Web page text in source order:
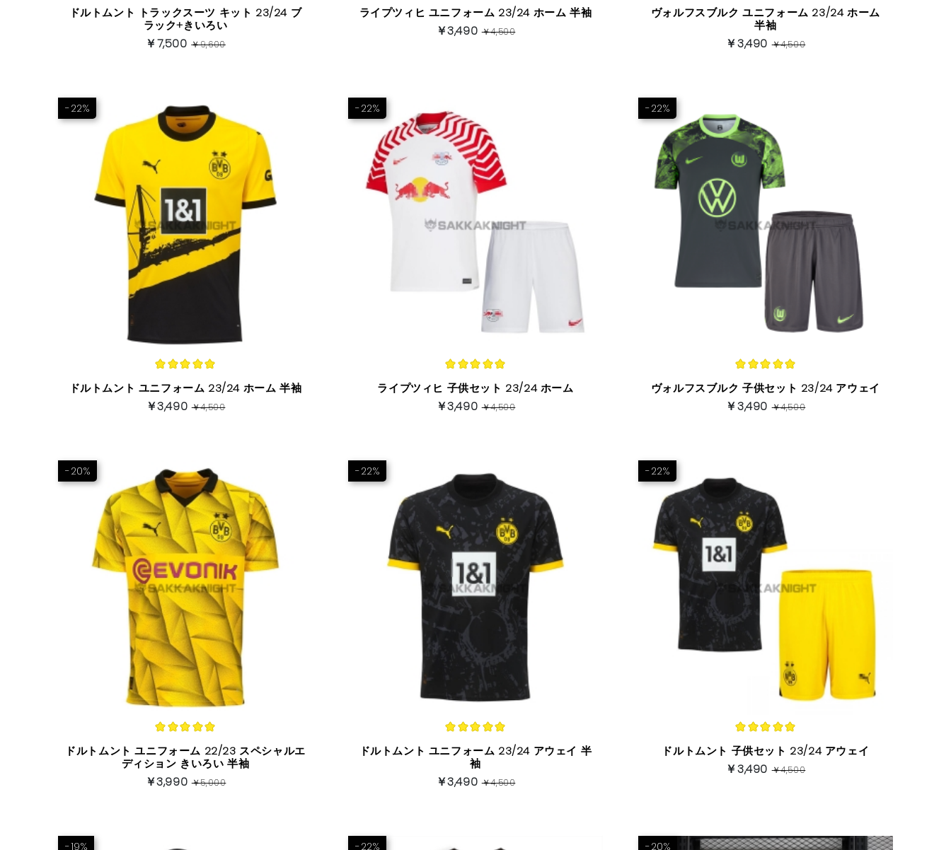
ドルトムント トラックスーツ キット 23/24 ブ
ラック+きいろい
￥7,500￥9,600
ライプツィヒ ユニフォーム 23/24 ホーム 半袖
￥3,490￥4,500
ヴォルフスブルク ユニフォーム 23/24 ホーム
半袖
￥3,490￥4,500
-22%
ドルトムント ユニフォーム 23/24 ホーム 半袖
￥3,490￥4,500
-22%
ライプツィヒ 子供セット 23/24 ホーム
￥3,490￥4,500
-22%
ヴォルフスブルク 子供セット 23/24 アウェイ
￥3,490￥4,500
-20%
ドルトムント ユニフォーム 22/23 スペシャルエ
ディション きいろい 半袖
￥3,990￥5,000
-22%
ドルトムント ユニフォーム 23/24 アウェイ 半
袖
￥3,490￥4,500
-22%
ドルトムント 子供セット 23/24 アウェイ
￥3,490￥4,500
-19% -22% -20%